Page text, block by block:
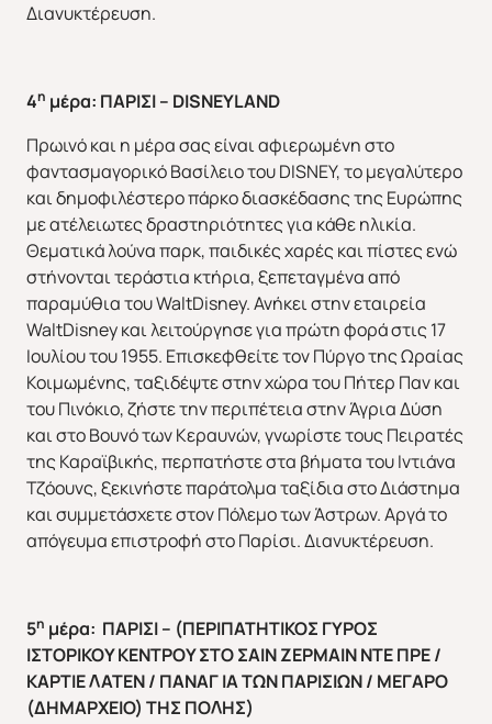
Διανυκτέρευση.
4η μέρα: ΠΑΡΙΣΙ – DISNEYLAND
Πρωινό και η μέρα σας είναι αφιερωμένη στο
φαντασμαγορικό Βασίλειο του DISNEY, το μεγαλύτερο
και δημοφιλέστερο πάρκο διασκέδασης της Ευρώπης
με ατέλειωτες δραστηριότητες για κάθε ηλικία.
Θεματικά λούνα παρκ, παιδικές χαρές και πίστες ενώ
στήνονται τεράστια κτήρια, ξεπεταγμένα από
παραμύθια του WaltDisney. Ανήκει στην εταιρεία
WaltDisney και λειτούργησε για πρώτη φορά στις 17
Ιουλίου του 1955. Επισκεφθείτε τον Πύργο της Ωραίας
Κοιμωμένης, ταξιδέψτε στην χώρα του Πήτερ Παν και
του Πινόκιο, ζήστε την περιπέτεια στην Άγρια Δύση
και στο Βουνό των Κεραυνών, γνωρίστε τους Πειρατές
της Καραϊβικής, περπατήστε στα βήματα του Ιντιάνα
Τζόουνς, ξεκινήστε παράτολμα ταξίδια στο Διάστημα
και συμμετάσχετε στον Πόλεμο των Άστρων. Αργά το
απόγευμα επιστροφή στο Παρίσι. Διανυκτέρευση.
5η μέρα: ΠΑΡΙΣΙ – (ΠΕΡΙΠΑΤΗΤΙΚΟΣ ΓΥΡΟΣ
ΙΣΤΟΡΙΚΟΥ ΚΕΝΤΡΟΥ ΣΤΟ ΣΑΙΝ ΖΕΡΜΑΙΝ ΝΤΕ ΠΡΕ /
ΚΑΡΤΙΕ ΛΑΤΕΝ / ΠΑΝΑΓ ΙΑ ΤΩΝ ΠΑΡΙΣΙΩΝ / ΜΕΓΑΡΟ
(ΔΗΜΑΡΧΕΙΟ) ΤΗΣ ΠΟΛΗΣ)